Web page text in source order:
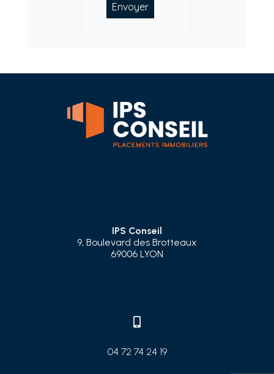
IPS Conseil
9, Boulevard des Brotteaux
69006 LYON

04 72 74 24 19